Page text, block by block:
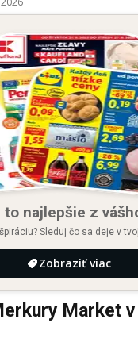
to najlepšie z
Sleduj čo sa deje v
Zobraziť viac
Market